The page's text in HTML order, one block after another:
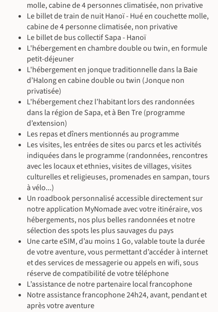
Guide local francophone
En voiture avec chauffeur
Randonnée (~2 h)
©
©
En voiture avec chauffeur
©
tranquillement le canal au milieu d'une forêt tropical dense
jusqu'à la jetée de Hug Vuong. Transfert dans l'après-midi à
Tra Vinh où vous rencontrez votre famille d'accueil où vous
apprendrez à cuisiner un délicieux repas vietnamien avant
une nuit reposante dans la guest house.
En guest house
Petit-déjeuner, déjeuner & dîner inclus
Guide local francophone
En voiture avec chauffeur
Atelier artisanal (~2 h) | Vélo (~1 h) | Sortie en bateau (~1 h)
©
En voiture avec chauffeur
Vélo (~2 h) | Visite du marché local (~1 h 30)
molle, cabine de 4 personnes climatisée, non privative
Le billet de train de nuit Hanoï - Hué en couchette molle,
cabine de 4 personne climatisée, non privative
Le billet de bus collectif Sapa - Hanoï
L'hébergement en chambre double ou twin, en formule
petit-déjeuner
L'hébergement en jonque traditionnelle dans la Baie
d’Halong en cabine double ou twin (Jonque non
privatisée)
L'hébergement chez l’habitant lors des randonnées
dans la région de Sapa, et à Ben Tre (programme
d’extension)
Les repas et dîners mentionnés au programme
Les visites, les entrées de sites ou parcs et les activités
indiquées dans le programme (randonnées, rencontres
avec les locaux et ethnies, visites de villages, visites
culturelles et religieuses, promenades en sampan, tours
à vélo...)
Un roadbook personnalisé accessible directement sur
notre application MyNomade avec votre itinéraire, vos
hébergements, nos plus belles randonnées et notre
sélection des spots les plus sauvages du pays
Une carte eSIM, d’au moins 1 Go, valable toute la durée
de votre aventure, vous permettant d’accéder à internet
et des services de messagerie ou appels en wifi, sous
réserve de compatibilité de votre téléphone
L’assistance de notre partenaire local francophone
Notre assistance francophone 24h24, avant, pendant et
après votre aventure